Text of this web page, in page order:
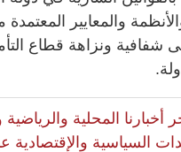
والمعايير المعتمدة
شفافية ونزاهة قطاع
أخبارنا المحلية والرياضية